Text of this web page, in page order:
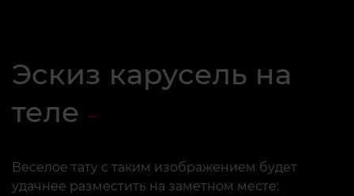
Эскиз карусель на
теле
Веселое тату с таким изображением будет
удачнее разместить на заметном месте: